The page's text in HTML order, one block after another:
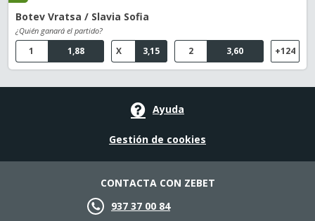
Botev Vratsa / Slavia Sofia
¿Quién ganará el partido?
1,88
1 3,15
X 3,60
2 +124
Ayuda
Gestión de cookies
CONTACTA CON ZEBET
937 37 00 84